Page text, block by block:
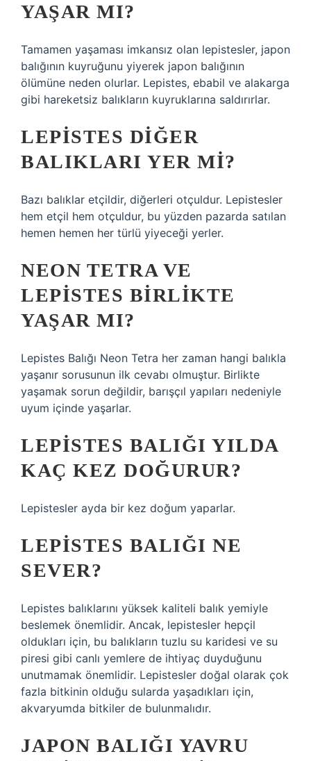
YAŞAR MI?
Tamamen yaşaması imkansız olan lepistesler, japon
balığının kuyruğunu yiyerek japon balığının
ölümüne neden olurlar. Lepistes, ebabil ve alakarga
gibi hareketsiz balıkların kuyruklarına saldırırlar.
LEPISTES DIĞER
BALIKLARI YER MI?
Bazı balıklar etçildir, diğerleri otçuldur. Lepistesler
hem etçil hem otçuldur, bu yüzden pazarda satılan
hemen hemen her türlü yiyeceği yerler.
NEON TETRA VE
LEPISTES BIRLIKTE
YAŞAR MI?
Lepistes Balığı Neon Tetra her zaman hangi balıkla
yaşanır sorusunun ilk cevabı olmuştur. Birlikte
yaşamak sorun değildir, barışçıl yapıları nedeniyle
uyum içinde yaşarlar.
LEPISTES BALIĞI YILDA
KAÇ KEZ DOĞURUR?
Lepistesler ayda bir kez doğum yaparlar.
LEPISTES BALIĞI NE
SEVER?
Lepistes balıklarını yüksek kaliteli balık yemiyle
beslemek önemlidir. Ancak, lepistesler hepçil
oldukları için, bu balıkların tuzlu su karidesi ve su
piresi gibi canlı yemlere de ihtiyaç duyduğunu
unutmamak önemlidir. Lepistesler doğal olarak çok
fazla bitkinin olduğu sularda yaşadıkları için,
akvaryumda bitkiler de bulunmalıdır.
JAPON BALIĞI YAVRU